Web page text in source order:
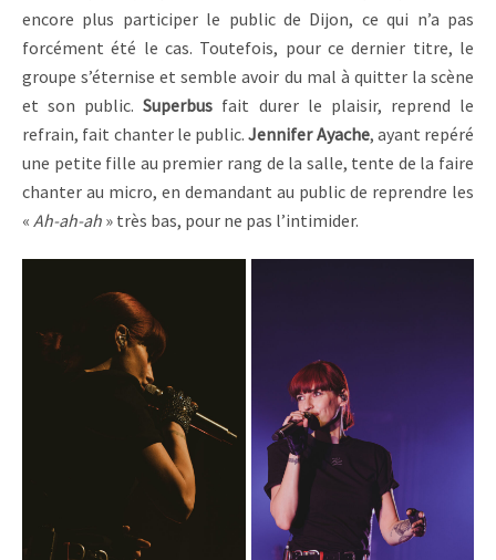
encore plus participer le public de Dijon, ce qui n’a pas
forcément été le cas. Toutefois, pour ce dernier titre, le
groupe s’éternise et semble avoir du mal à quitter la scène
et son public.Superbus fait durer le plaisir, reprend le
refrain, fait chanter le public.Jennifer Ayache, ayant repéré
une petite fille au premier rang de la salle, tente de la faire
chanter au micro, en demandant au public de reprendre les
« Ah-ah-ah » très bas, pour ne pas l’intimider.